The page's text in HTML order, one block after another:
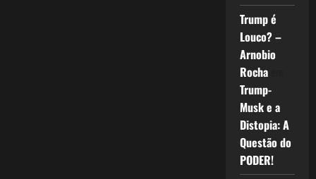
Trump é
Louco? –
Arnobio
Rochaem
Trump-
Musk e a
Distopia: A
Questão do
PODER!